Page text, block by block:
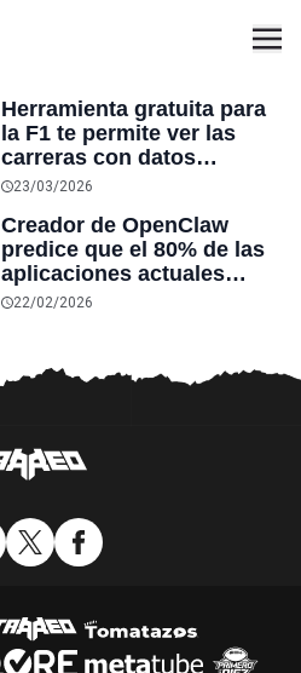
Herramienta gratuita para
la F1 te permite ver las
carreras con datos
ocultos de cada piloto
y RPM que no aparecen
en las transmisiones
oficiales
23/03/2026
Creador de OpenClaw
predice que el 80% de las
aplicaciones actuales
desaparecerán en el
sensores únicos o
22/02/2026